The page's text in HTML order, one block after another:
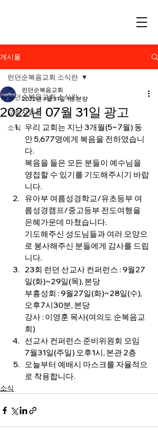
게시물
런던순복음교회 소식란
교회자료실
소식
런던순복음교회 소식란
2022년 07월 31일 광고
런던순복음교회
2022년 7월 31일 1분 분량
우리 교회는 지난 3개월(5~7월) 동
안 5,677명에게 복음을 전하였습니
다.
복음을 들은 모든 분들이 예수님을
영접할 수 있기를 기도해주시기 바랍
니다.
유아부 여름성경학교/유초등부 여
름성경캠프/중고등부 전도여행을
은혜가운데 마쳤습니다.
기도해주신 성도님들과 여러 모양으
로 봉사해주신 분들에게 감사를 드립
니다.
23회 런던 선교사 컨퍼런스 : 9월27
일(화)~29일(목), 본당
부흥성회 : 9월27일(화)~28일(수),
오후7시30분, 본당
강사 : 이영훈 목사(여의도 순복음교
회)
선교사 컨퍼런스 준비위원회 모임
7월31일(주일) 오후1시, 본관 2층
오늘부터 예배시 마스크를 자율적으
로 착용합니다.
소식